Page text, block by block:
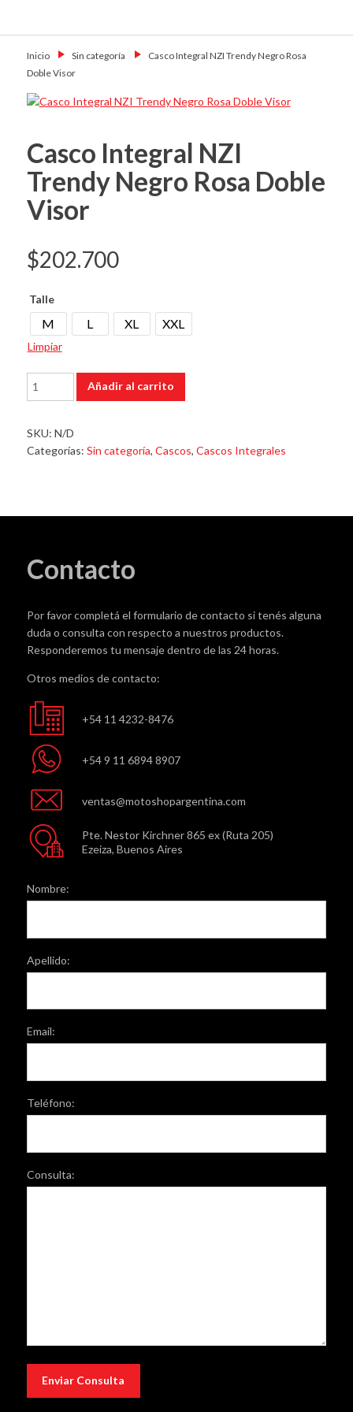
Motoshop
Ezeiza
Inicio→ Sin categoría →
Casco Integral NZI Trendy Negro Rosa
Doble Visor
Casco Integral NZI
Trendy Negro Rosa Doble
Visor
$202.700
Talle
M L XL XXL
Limpiar
Casco
Integral
Trendy
Negro
cantidad
Añadir al carrito
SKU: N/D
Categorías: Sin categoría, Cascos, Cascos Integrales
Contacto
Por favor completá el formulario de contacto si tenés alguna
duda o consulta con respecto a nuestros productos.
Responderemos tu mensaje dentro de las 24 horas.
Otros medios de contacto:
+54 11 4232-8476
+54 9 11 6894 8907
ventas@motoshopargentina.com
Pte. Nestor Kirchner 865 ex (Ruta 205)
Ezeiza, Buenos Aires
Nombre:
Apellido:
Email:
Teléfono:
Consulta: